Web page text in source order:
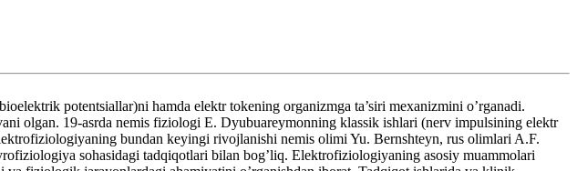
potentsiallar)ni hamda elektr tokening organizmga ta’siri mexanizmini o’rganadi.
olgan. 19-asrda nemis fiziologi E. Dyubuareymonning klassik ishlari (nerv impulsining elektr
bundan keyingi rivojlanishi nemis olimi Yu. Bernshteyn, rus olimlari A.F.
sohasidagi tadqiqotlari bilan bog’liq. Elektrofiziologiyaning asosiy muammolari